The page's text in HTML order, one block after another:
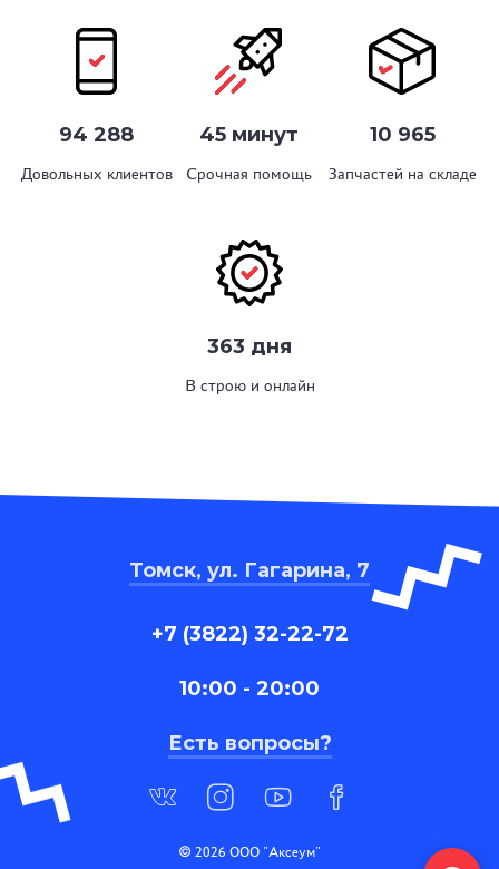
94 288
Довольных клиентов
45 минут
Срочная помощь
10 965
Запчастей на складе
363 дня
В строю и онлайн
Томск, ул. Гагарина, 7
+7 (3822) 32-22-72
10:00 - 20:00
Есть вопросы?
© 2026 ООО "Аксеум"